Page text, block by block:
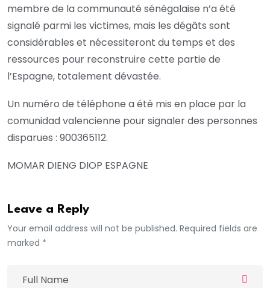
membre de la communauté sénégalaise n’a été
signalé parmi les victimes, mais les dégâts sont
considérables et nécessiteront du temps et des
ressources pour reconstruire cette partie de
l’Espagne, totalement dévastée.
Un numéro de téléphone a été mis en place par la
comunidad valencienne pour signaler des personnes
disparues : 900365112.
MOMAR DIENG DIOP ESPAGNE
Leave a Reply
Your email address will not be published. Required fields are
marked *